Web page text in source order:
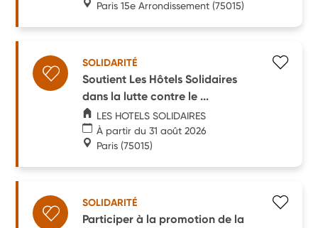
Paris 15e Arrondissement (75015)
SOLIDARITÉ
Soutient Les Hôtels Solidaires
dans la lutte contre le ...
LES HOTELS SOLIDAIRES
À partir du 31 août 2026
Paris (75015)
SOLIDARITÉ
Participer à la promotion de la